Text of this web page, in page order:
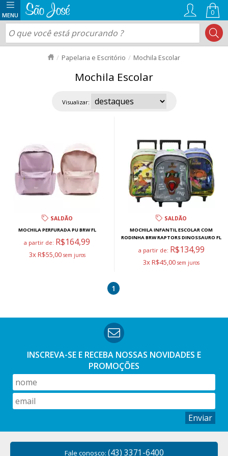
0
Papelaria e Escritório Mochila Escolar
Mochila Escolar
Visualizar:
SALDÃO
MOCHILA PERFURADA PU BRW FL
a partir de: R$164,99
3x R$55,00
SALDÃO
MOCHILA INFANTIL ESCOLAR COM
RODINHA BRW RAPTORS DINOSSAURO FL
a partir de: R$134,99
3x R$45,00
1
INSCREVA-SE E RECEBA NOSSAS NOVIDADES E
PROMOÇÕES
Enviar
Fale conosco: (43) 3371-6400